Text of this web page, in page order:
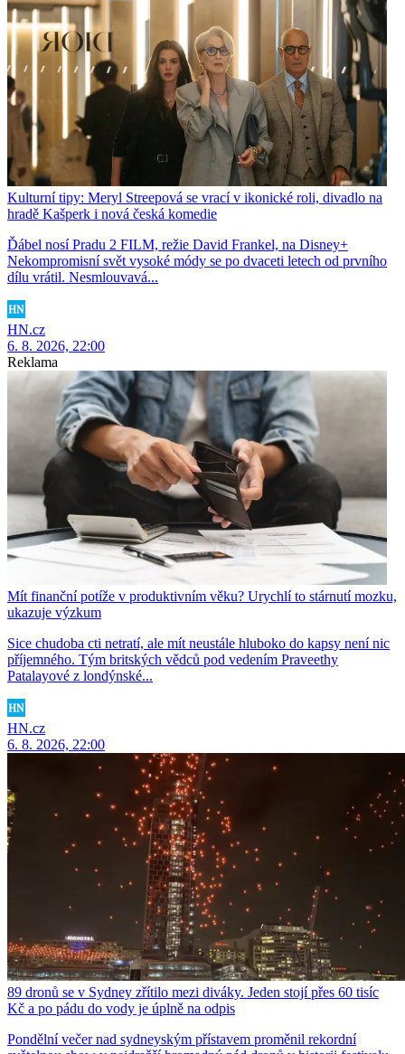
Kulturní tipy: Meryl Streepová se vrací v ikonické roli, divadlo na
hradě Kašperk i nová česká komedie
Ďábel nosí Pradu 2 FILM, režie David Frankel, na Disney+
Nekompromisní svět vysoké módy se po dvaceti letech od prvního
dílu vrátil. Nesmlouvavá...
HN.cz
6. 8. 2026, 22:00
Reklama
Mít finanční potíže v produktivním věku? Urychlí to stárnutí mozku,
ukazuje výzkum
Sice chudoba cti netratí, ale mít neustále hluboko do kapsy není nic
příjemného. Tým britských vědců pod vedením Praveethy
Patalayové z londýnské...
HN.cz
6. 8. 2026, 22:00
89 dronů se v Sydney zřítilo mezi diváky. Jeden stojí přes 60 tisíc
Kč a po pádu do vody je úplně na odpis
Pondělní večer nad sydneyským přístavem proměnil rekordní